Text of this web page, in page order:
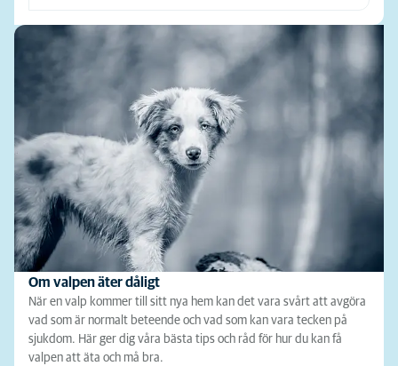
Om valpen äter dåligt
När en valp kommer till sitt nya hem kan det vara svårt att avgöra
vad som är normalt beteende och vad som kan vara tecken på
sjukdom. Här ger dig våra bästa tips och råd för hur du kan få
valpen att äta och må bra.